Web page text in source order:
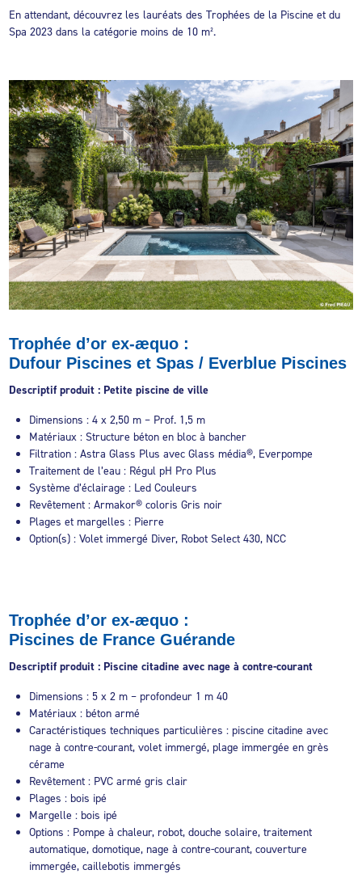
En attendant, découvrez les lauréats des Trophées de la Piscine et du
Spa 2023 dans la catégorie moins de 10 m².
Trophée d’or ex-æquo :
Dufour Piscines et Spas / Everblue Piscines
Descriptif produit : Petite piscine de ville
Dimensions : 4 x 2,50 m – Prof. 1,5 m
Matériaux : Structure béton en bloc à bancher
Filtration : Astra Glass Plus avec Glass média®, Everpompe
Traitement de l’eau : Régul pH Pro Plus
Système d’éclairage : Led Couleurs
Revêtement : Armakor® coloris Gris noir
Plages et margelles : Pierre
Option(s) : Volet immergé Diver, Robot Select 430, NCC
Trophée d’or ex-æquo :
Piscines de France Guérande
Descriptif produit : Piscine citadine avec nage à contre-courant
Dimensions : 5 x 2 m – profondeur 1 m 40
Matériaux : béton armé
Caractéristiques techniques particulières : piscine citadine avec
nage à contre-courant, volet immergé, plage immergée en grès
cérame
Revêtement : PVC armé gris clair
Plages : bois ipé
Margelle : bois ipé
Options : Pompe à chaleur, robot, douche solaire, traitement
automatique, domotique, nage à contre-courant, couverture
immergée, caillebotis immergés